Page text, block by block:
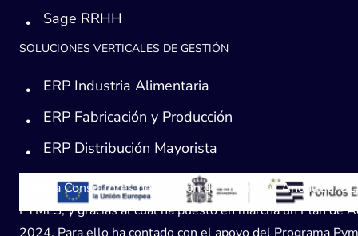
Sage RRHH
SOLUCIONES VERTICALES DE GESTIÓN
ERP Industria Alimentaria
ERP Fabricación y Producción
ERP Distribución Mayorista
Avanza Consultores de Gestión de Empresas Andaucía,
PYMES, y gracias al cual ha puesto en marcha un Plan